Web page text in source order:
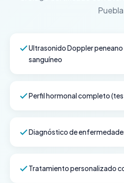
Puebla
Ultrasonido Doppler
sanguíneo
Perfil hormonal completo
Diagnóstico de
Tratamiento personalizado